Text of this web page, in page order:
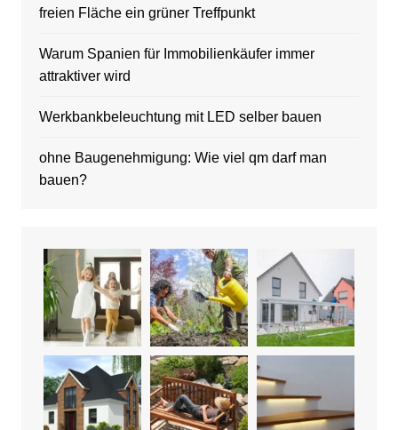
freien Fläche ein grüner Treffpunkt
Warum Spanien für Immobilienkäufer immer
attraktiver wird
Werkbankbeleuchtung mit LED selber bauen
ohne Baugenehmigung: Wie viel qm darf man
bauen?